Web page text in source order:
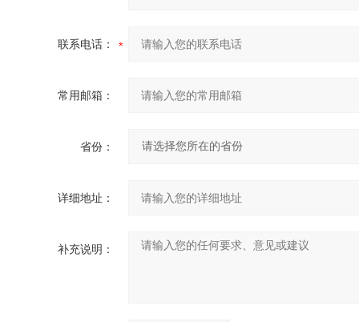
联系电话：
常用邮箱：
省份：
详细地址：
补充说明：